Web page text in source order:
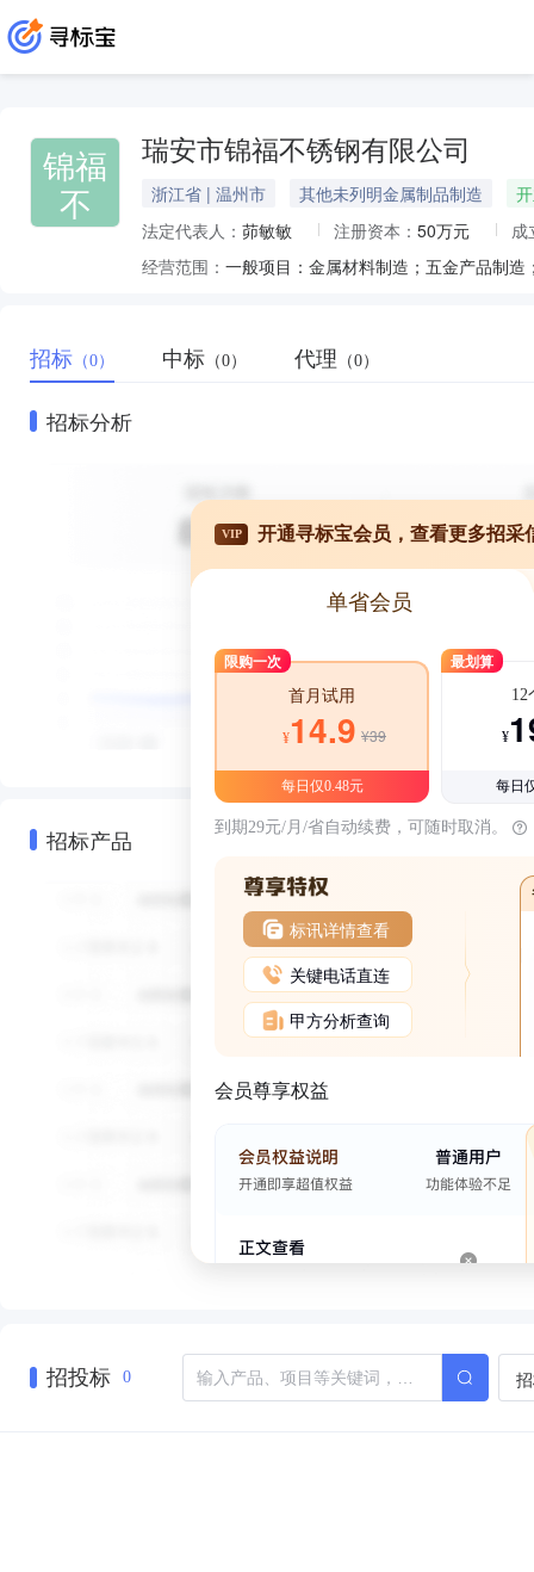
锦福
不
瑞安市锦福不锈钢有限公司
浙江省 | 温州市 其他未列明金属制品制造
法定代表人： 茆敏敏 注册资本： 50万元
成
经营范围：
招标 （0） 中标 （0） 代理 （0）
招标分析
招标产品
VIP 开通寻标宝会员，查看更多招采
单省会员
限购一次
首月试用
¥14.9 ¥39
每日仅0.48元
最划算
12
¥
每日
到期29元/月/省自动续费，可随时取消。
标讯详情查看
关键电话直连
甲方分析查询
会员尊享权益
招投标 0